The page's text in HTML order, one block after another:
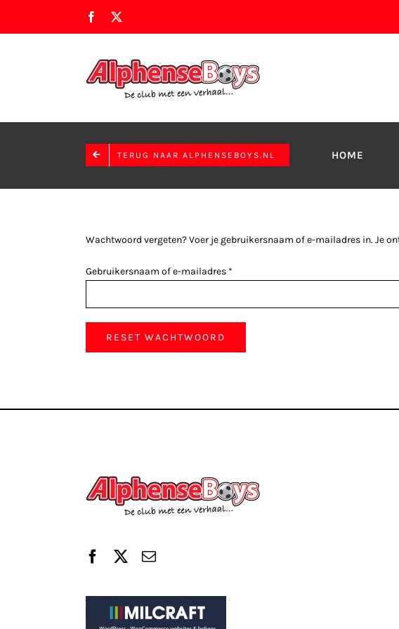
Facebook
TERUG NAAR ALPHENSEBOYS.NL HOME
Wachtwoord vergeten? Voer je gebruikersnaam of e-mailadres in. Je
Gebruikersnaam of e-mailadres *
RESET WACHTWOORD